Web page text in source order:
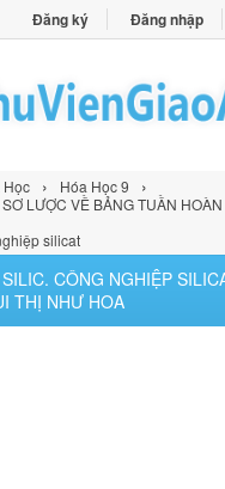
Đăng ký Đăng nhập
Học › Hóa Học 9 ›
LƯỢC VỀ BẢNG TUẦN
silicat
CÔNG NGHIỆP
THỊ NHƯ HOA